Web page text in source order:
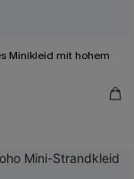
Minikleid mit hohem